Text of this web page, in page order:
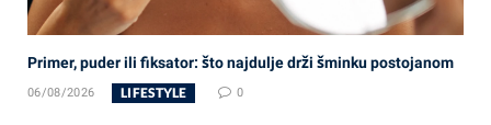
Primer, puder ili fiksator: što najdulje drži šminku postojanom
06/08/2026 LIFESTYLE 0